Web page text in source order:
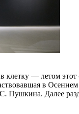
клетку — летом
в
Далее